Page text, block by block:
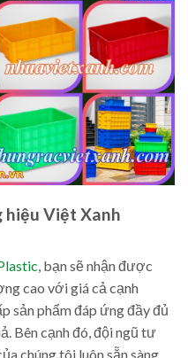
Việt Xanh
, bạn sẽ nhận được
cao với giá cả cạnh
sản phẩm đáp ứng đầy đủ
Bên cạnh đó, đội ngũ tư
chúng tôi luôn sẵn sàng